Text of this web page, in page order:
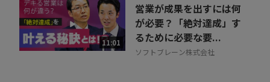
11:01
営業が成果を出すには何
が必要？「絶対達成」す
るために必要な要...
ソフトブレーン株式会社